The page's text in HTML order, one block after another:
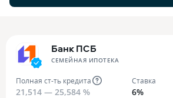
Банк ПСБ
СЕМЕЙНАЯ ИПОТЕКА
Полная ст-ть кредита
21,514 — 25,584 %
Ставка
6%